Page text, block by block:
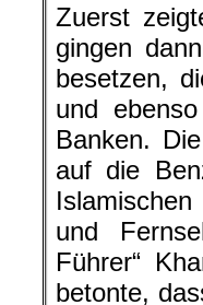
Zuerst
gingen
besetzen,
und
Banken.
auf die
und
Führer“
betonte,